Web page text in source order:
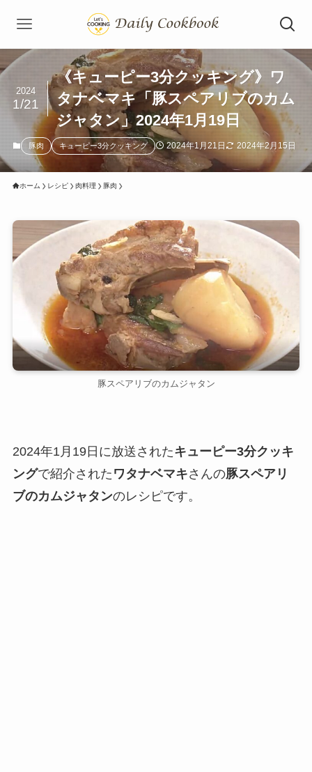
《キューピー3分クッキング》ワ
タナベマキ「豚スペアリブのカム
ジャタン」2024年1月19日
2024
1/21
豚肉 キューピー3分クッキング 2024年1月21日 2024年2月15日
ホーム レシピ 肉料理 豚肉
豚スペアリブのカムジャタン
2024年1月19日に放送されたキューピー3分クッキ
ングで紹介された ワタナベマキさんの豚スペアリ
ブのカムジャタンのレシピです。